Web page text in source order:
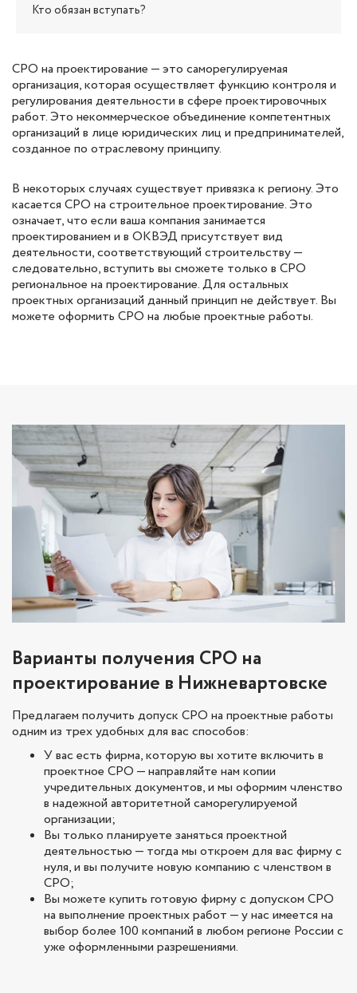
Кто обязан вступать?
СРО на проектирование — это саморегулируемая
организация, которая осуществляет функцию контроля и
регулирования деятельности в сфере проектировочных
работ. Это некоммерческое объединение компетентных
организаций в лице юридических лиц и предпринимателей,
созданное по отраслевому принципу.
В некоторых случаях существует привязка к региону. Это
касается СРО на строительное проектирование. Это
означает, что если ваша компания занимается
проектированием и в ОКВЭД присутствует вид
деятельности, соответствующий строительству —
следовательно, вступить вы сможете только в СРО
региональное на проектирование. Для остальных
проектных организаций данный принцип не действует. Вы
можете оформить СРО на любые проектные работы.
Варианты получения СРО на
проектирование в Нижневартовске
Предлагаем получить допуск СРО на проектные работы
одним из трех удобных для вас способов:
У вас есть фирма, которую вы хотите включить в
проектное СРО — направляйте нам копии
учредительных документов, и мы оформим членство
в надежной авторитетной саморегулируемой
организации;
Вы только планируете заняться проектной
деятельностью — тогда мы откроем для вас фирму с
нуля, и вы получите новую компанию с членством в
СРО;
Вы можете купить готовую фирму с допуском СРО
на выполнение проектных работ — у нас имеется на
выбор более 100 компаний в любом регионе России с
уже оформленными разрешениями.